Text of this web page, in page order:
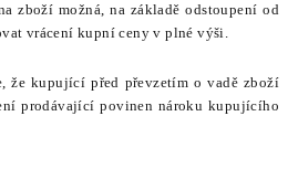
zboží možná, na základě odstoupení od
vrácení kupní ceny v plné výši.
že kupující před převzetím o vadě zboží
prodávající povinen nároku kupujícího